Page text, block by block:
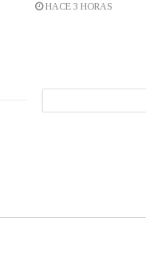
HACE 3 HORAS